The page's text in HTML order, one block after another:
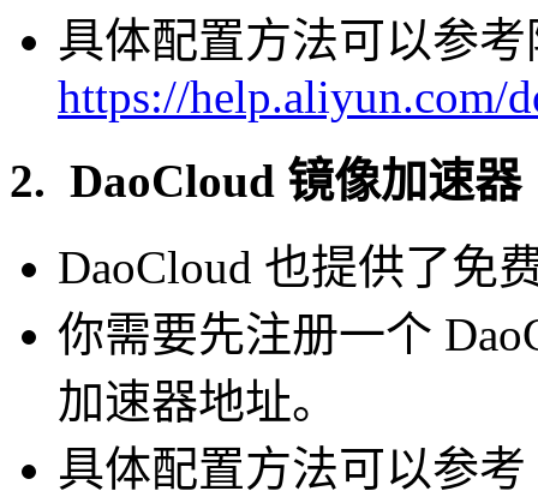
具体配置方法可以参
https://help.aliyun.com/
2. DaoCloud 镜像加速器
DaoCloud 也提供了免
你需要先注册一个
加速器地址。
具体配置方法可以参